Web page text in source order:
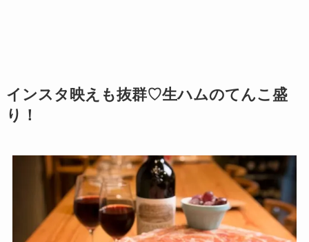
インスタ映えも抜群♡生ハムのてんこ盛
り！